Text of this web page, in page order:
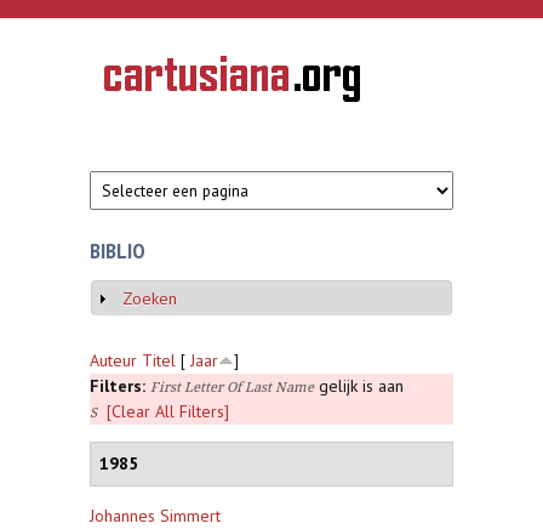
Overslaan en naar de inhoud gaan
CARTUSIANA
Geschiedenis
van de
BIBLIO
Weergeven
Zoeken
Auteur Titel [ Jaar
]
Filters: First Letter Of Last Namegelijk is aan
S [Clear All Filters]
1985
Johannes Simmert